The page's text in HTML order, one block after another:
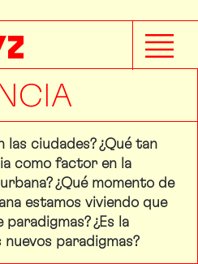
Z
las ciudades? ¿Qué tan
como factor en la
¿Qué momento de
estamos viviendo que
¿Es la
paradigmas?